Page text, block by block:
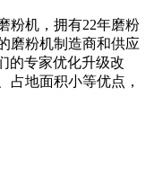
粉机，拥有22年磨粉
磨粉机制造商和供应
的专家优化升级改
占地面积小等优点，